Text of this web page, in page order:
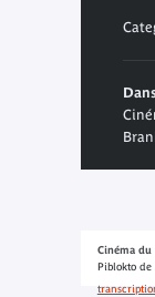
Cinéma
Piblokto de